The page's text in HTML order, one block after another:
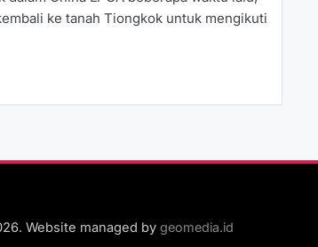
ke tanah Tiongkok untuk mengikuti
Website managed by geomedia.id